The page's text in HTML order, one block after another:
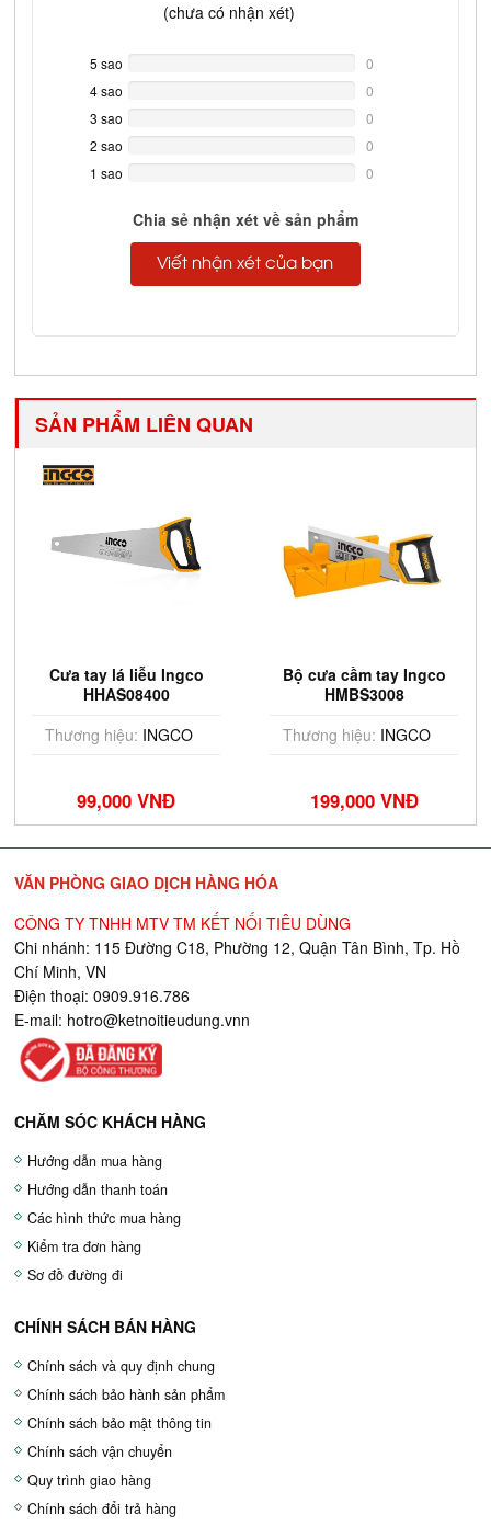
(chưa có nhận xét)
5 sao
Complete
0
4 sao
Complete
0
3 sao
Complete
0
2 sao
Complete
0
1 sao
0
Chia sẻ nhận xét về sản phẩm
Viết nhận xét của bạn
SẢN PHẨM LIÊN QUAN
Cưa tay lá liễu Ingco
HHAS08400
Thương hiệu: INGCO
99,000 VNĐ
Bộ cưa cầm tay Ingco
HMBS3008
Thương hiệu: INGCO
199,000 VNĐ
VĂN PHÒNG GIAO DỊCH HÀNG HÓA
CÔNG TY TNHH MTV TM KẾT NỐI TIÊU DÙNG
Chi nhánh: 115 Đường C18, Phường 12, Quận Tân Bình, Tp. Hồ
Chí Minh, VN
Điện thoại: 0909.916.786
E-mail: hotro@ketnoitieudung.vnn
CHĂM SÓC KHÁCH HÀNG
Hướng dẫn mua hàng
Hướng dẫn thanh toán
Các hình thức mua hàng
Kiểm tra đơn hàng
Sơ đồ đường đi
CHÍNH SÁCH BÁN HÀNG
Chính sách và quy định chung
Chính sách bảo hành sản phẩm
Chính sách bảo mật thông tin
Chính sách vận chuyển
Quy trình giao hàng
Chính sách đổi trả hàng